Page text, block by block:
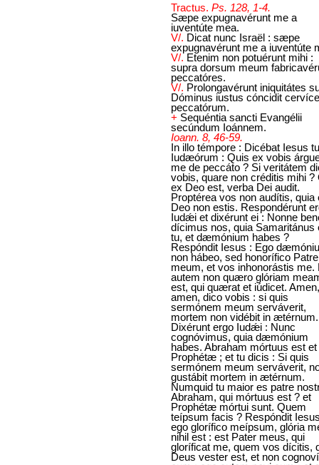
Tractus. Ps. 128, 1-4.
Sæpe expugnavérunt me a
iuventúte mea.
V/. Dicat nunc Israël : sæpe
expugnavérunt me a iuventúte
V/. Etenim non potuérunt mihi :
supra dorsum meum
peccatóres.
V/. Prolongavérunt iniquitátes
Dóminus iustus cóncidit
peccatórum.
+ Sequéntia sancti Evangélii
secúndum Ioánnem.
Ioann. 8, 46-59.
In illo témpore : Dicébat Iesus
Iudæórum : Quis ex vobis
me de peccáto ? Si veritátem
vobis, quare non créditis mihi ?
ex Deo est, verba Dei audit.
Proptérea vos non audítis, quia
Deo non estis. Respondérunt
Iudǽi et dixérunt ei : Nonne
dícimus nos, quia Samaritánus
tu, et dæmónium habes ?
Respóndit Iesus : Ego
non hábeo, sed honorífico
meum, et vos inhonorástis me.
autem non quæro glóriam
est, qui quærat et iúdicet. Amen,
amen, dico vobis : si quis
sermónem meum serváverit,
mortem non vidébit in ætérnum.
Dixérunt ergo Iudǽi : Nunc
cognóvimus, quia dæmónium
habes. Abraham mórtuus est et
Prophétæ ; et tu dicis : Si quis
sermónem meum serváverit,
gustábit mortem in ætérnum.
Numquid tu maior es patre
Abraham, qui mórtuus est ? et
Prophétæ mórtui sunt. Quem
teípsum facis ? Respóndit
ego glorífico meípsum, glória
nihil est : est Pater meus, qui
gloríficat me, quem vos dícitis,
Deus vester est, et non